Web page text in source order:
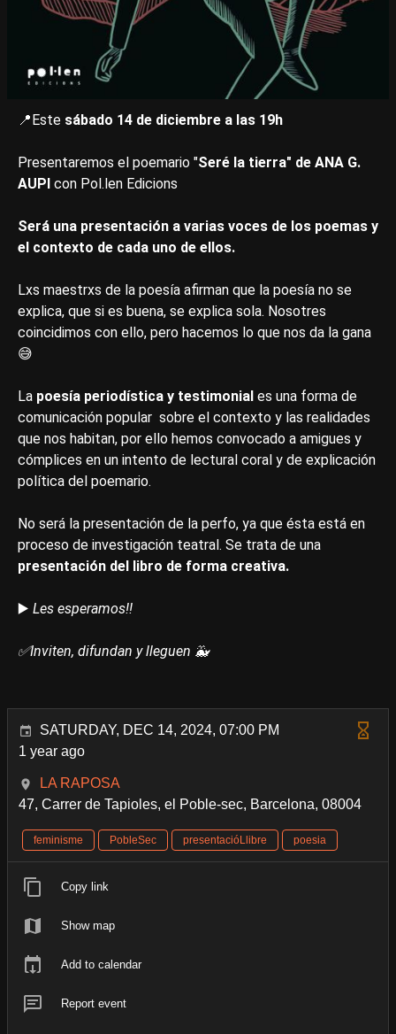
📍Este sábado 14 de diciembre a las 19h
Presentaremos el poemario "Seré la tierra" de ANA G.
AUPI con Pol.len Edicions
Será una presentación a varias voces de los poemas y
el contexto de cada uno de ellos.
Lxs maestrxs de la poesía afirman que la poesía no se
explica, que si es buena, se explica sola. Nosotres
coincidimos con ello, pero hacemos lo que nos da la gana
😅
La poesía periodística y testimonial es una forma de
comunicación popular sobre el contexto y las realidades
que nos habitan, por ello hemos convocado a amigues y
cómplices en un intento de lectural coral y de explicación
política del poemario.
No será la presentación de la perfo, ya que ésta está en
proceso de investigación teatral. Se trata de una
presentación del libro de forma creativa.
▶️ Les esperamos‼️
✅Inviten, difundan y lleguen 🐳
SATURDAY, DEC 14, 2024, 07:00 PM
1 year ago
LA RAPOSA
47, Carrer de Tapioles, el Poble-sec, Barcelona, 08004
feminisme PobleSec presentacióLlibre poesia
Copy link
Show map
Add to calendar
Report event